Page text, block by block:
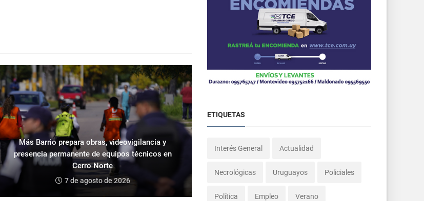
Más Barrio prepara obras, videovigilancia y
presencia permanente de equipos técnicos en
Cerro Norte
7 de agosto de 2026
ETIQUETAS
Interés General Actualidad
Necrológicas Uruguayos Policiales
Política Empleo Verano